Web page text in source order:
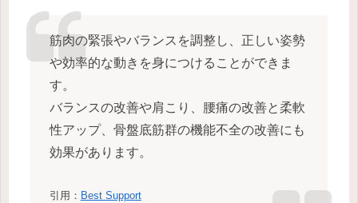
筋肉の緊張やバランスを調整し、正しい姿勢
や効率的な動きを身につけることができま
す。
バランスの改善や肩こり、腰痛の改善と柔軟
性アップ、骨盤底筋群の機能不全の改善にも
効果があります。
引用： Best Support